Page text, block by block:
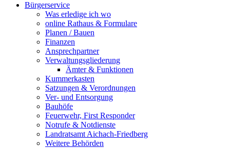
Bürgerservice
Was erledige ich wo
online Rathaus & Formulare
Planen / Bauen
Finanzen
Ansprechpartner
Verwaltungsgliederung
Ämter & Funktionen
Kummerkasten
Satzungen & Verordnungen
Ver- und Entsorgung
Bauhöfe
Feuerwehr, First Responder
Notrufe & Notdienste
Landratsamt Aichach-Friedberg
Weitere Behörden